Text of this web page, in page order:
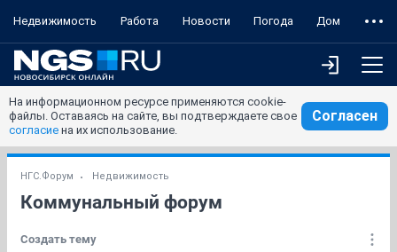
Недвижимость Работа Новости Погода Дом
На информационном ресурсе применяются cookie-
файлы. Оставаясь на сайте, вы подтверждаете свое
согласие на их использование.
Согласен
НГС.Форум Недвижимость
Коммунальный форум
Создать тему